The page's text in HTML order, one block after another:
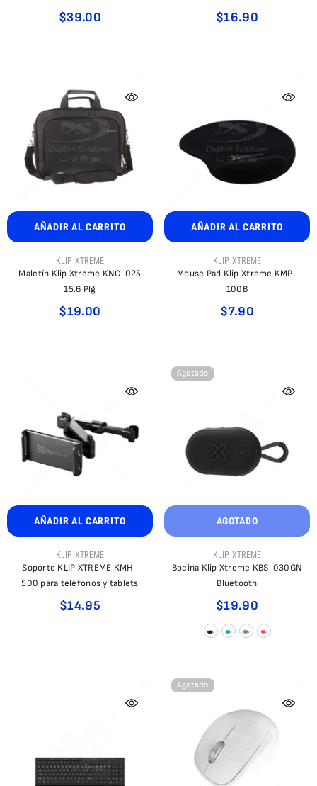
$39.00 $16.90
AÑADIR AL CARRITO
PROVEEDOR:KLIP XTREME
Maletín Klip Xtreme KNC-025
15.6 Plg
$19.00
AÑADIR AL CARRITO
PROVEEDOR:KLIP XTREME
Mouse Pad Klip Xtreme KMP-
100B
$7.90
AÑADIR AL CARRITO
PROVEEDOR:KLIP XTREME
Soporte KLIP XTREME KMH-
500 para teléfonos y tablets
$14.95
Agotado
AGOTADO
PROVEEDOR:KLIP XTREME
Bocina Klip Xtreme KBS-030GN
Bluetooth
$19.90
Agotado